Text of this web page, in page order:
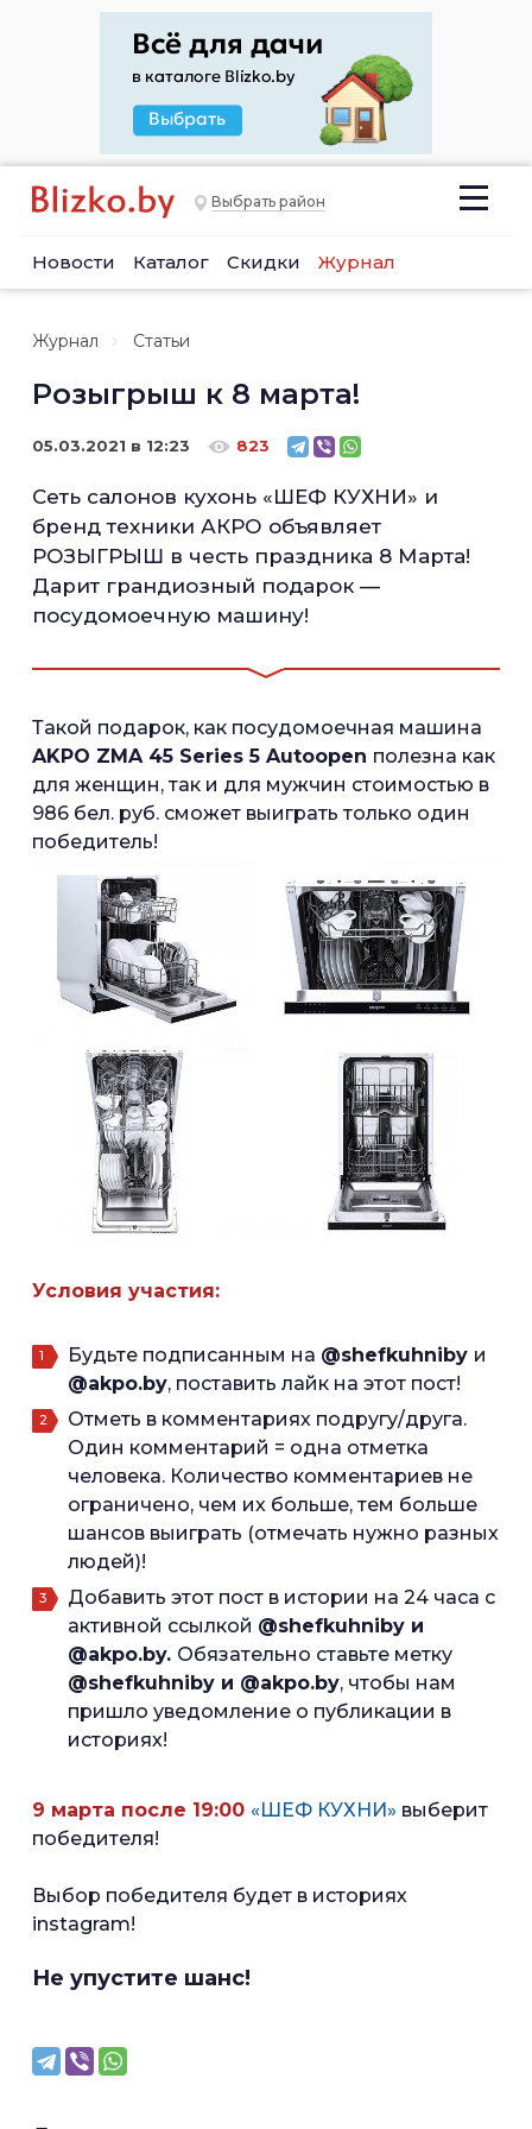
Выбрать район
Новости Каталог Скидки Журнал
Журнал Статьи
Розыгрыш к 8 марта!
05.03.2021 в 12:23 823
Сеть салонов кухонь «ШЕФ КУХНИ» и
бренд техники АКРО объявляет
РОЗЫГРЫШ в честь праздника 8 Марта!
Дарит грандиозный подарок —
посудомоечную машину!
Такой подарок, как посудомоечная машина
AKPO ZMA 45 Series 5 Autoopen полезна как
для женщин, так и для мужчин стоимостью в
986 бел. руб. сможет выиграть только один
победитель!
Условия участия:
Будьте подписанным на @shefkuhniby и
@akpo.by, поставить лайк на этот пост!
Отметь в комментариях подругу/друга.
Один комментарий = одна отметка
человека. Количество комментариев не
ограничено, чем их больше, тем больше
шансов выиграть (отмечать нужно разных
людей)!
Добавить этот пост в истории на 24 часа с
активной ссылкой @shefkuhniby и
@akpo.by. Обязательно ставьте метку
@shefkuhniby и @akpo.by, чтобы нам
пришло уведомление о публикации в
историях!
9 марта после 19:00 «ШЕФ КУХНИ» выберит
победителя!
Выбор победителя будет в историях
instagram!
Не упустите шанс!